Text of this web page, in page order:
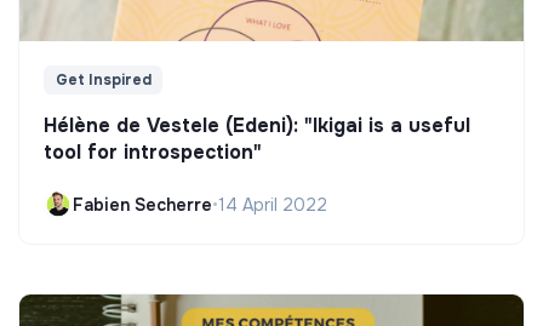
Get Inspired
Hélène de Vestele (Edeni): "Ikigai is a useful
tool for introspection"
Fabien Secherre•14 April 2022